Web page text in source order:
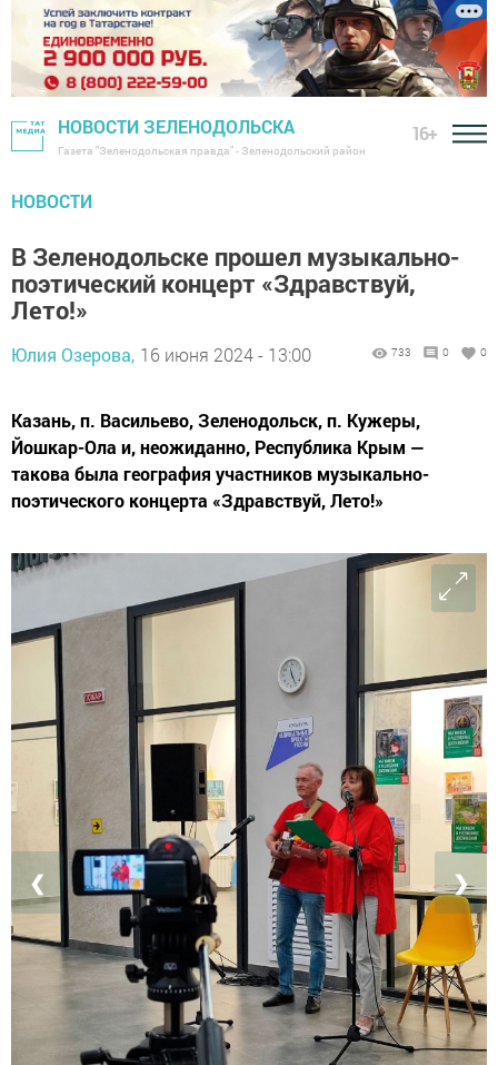
НОВОСТИ ЗЕЛЕНОДОЛЬСКА
Газета "Зеленодольская правда" - Зеленодольский район
16+
НОВОСТИ
В Зеленодольске прошел музыкально-
поэтический концерт «Здравствуй,
Лето!»
Юлия Озерова, 16 июня 2024 - 13:00 733 0 0
Казань, п. Васильево, Зеленодольск, п. Кужеры,
Йошкар-Ола и, неожиданно, Республика Крым —
такова была география участников музыкально-
поэтического концерта «Здравствуй, Лето!»
❮ ❯